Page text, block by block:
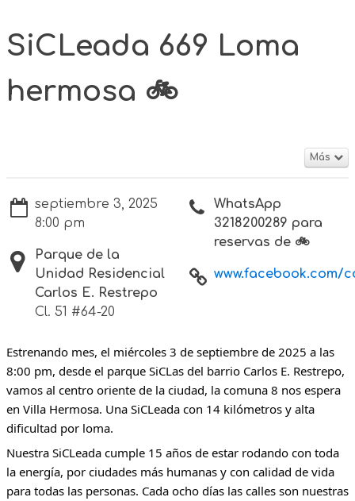
SiCLeada 669 Loma
hermosa 🚲
Más
septiembre 3, 2025
8:00 pm
Parque de la
Unidad Residencial
Carlos E. Restrepo
Cl. 51 #64-20
WhatsApp
3218200289 para
reservas de 🚲
www.facebook.com/
Estrenando mes, el miércoles 3 de septiembre de 2025 a las
8:00 pm, desde el parque SiCLas del barrio Carlos E. Restrepo,
vamos al centro oriente de la ciudad, la comuna 8 nos espera
en Villa Hermosa. Una SiCLeada con 14 kilómetros y alta
dificultad por loma.
Nuestra SiCLeada cumple 15 años de estar rodando con toda
la energía, por ciudades más humanas y con calidad de vida
para todas las personas. Cada ocho días las calles son nuestras